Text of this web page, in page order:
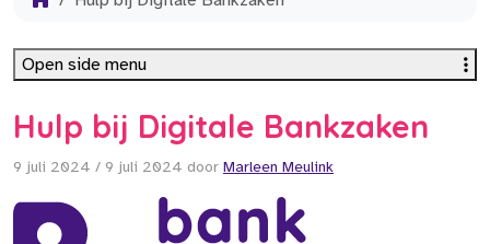
Hulp bij Digitale Bankzaken
9 juli 2024 / 9 juli 2024 door Marleen Meulink
Open side menu